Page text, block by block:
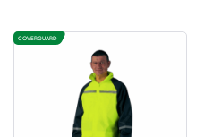
COVERGUARD